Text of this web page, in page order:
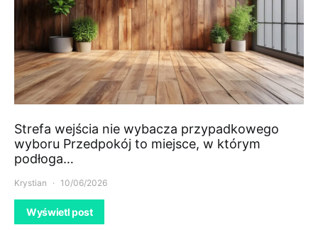
Strefa wejścia nie wybacza przypadkowego
wyboru Przedpokój to miejsce, w którym
podłoga…
Krystian 10/06/2026
Wyświetl post